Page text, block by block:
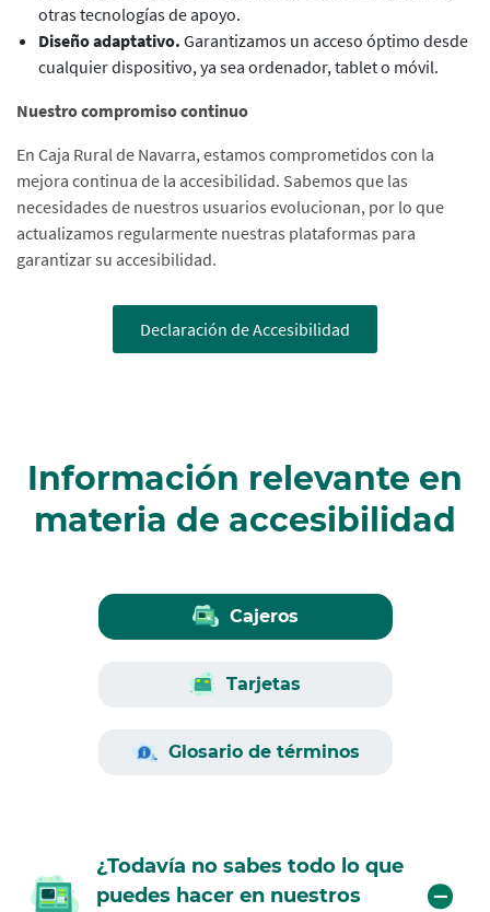
otras tecnologías de apoyo.
Diseño adaptativo. Garantizamos un acceso óptimo desde
cualquier dispositivo, ya sea ordenador, tablet o móvil.
Nuestro compromiso continuo
En Caja Rural de Navarra, estamos comprometidos con la
mejora continua de la accesibilidad. Sabemos que las
necesidades de nuestros usuarios evolucionan, por lo que
actualizamos regularmente nuestras plataformas para
garantizar su accesibilidad.
Declaración de Accesibilidad
Información relevante en
materia de accesibilidad
Cajeros
Tarjetas
Glosario de términos
¿Todavía no sabes todo lo que
puedes hacer en nuestros
¿Todavía no sabes todo lo que
puedes hacer con nuestras
Glosario de términos